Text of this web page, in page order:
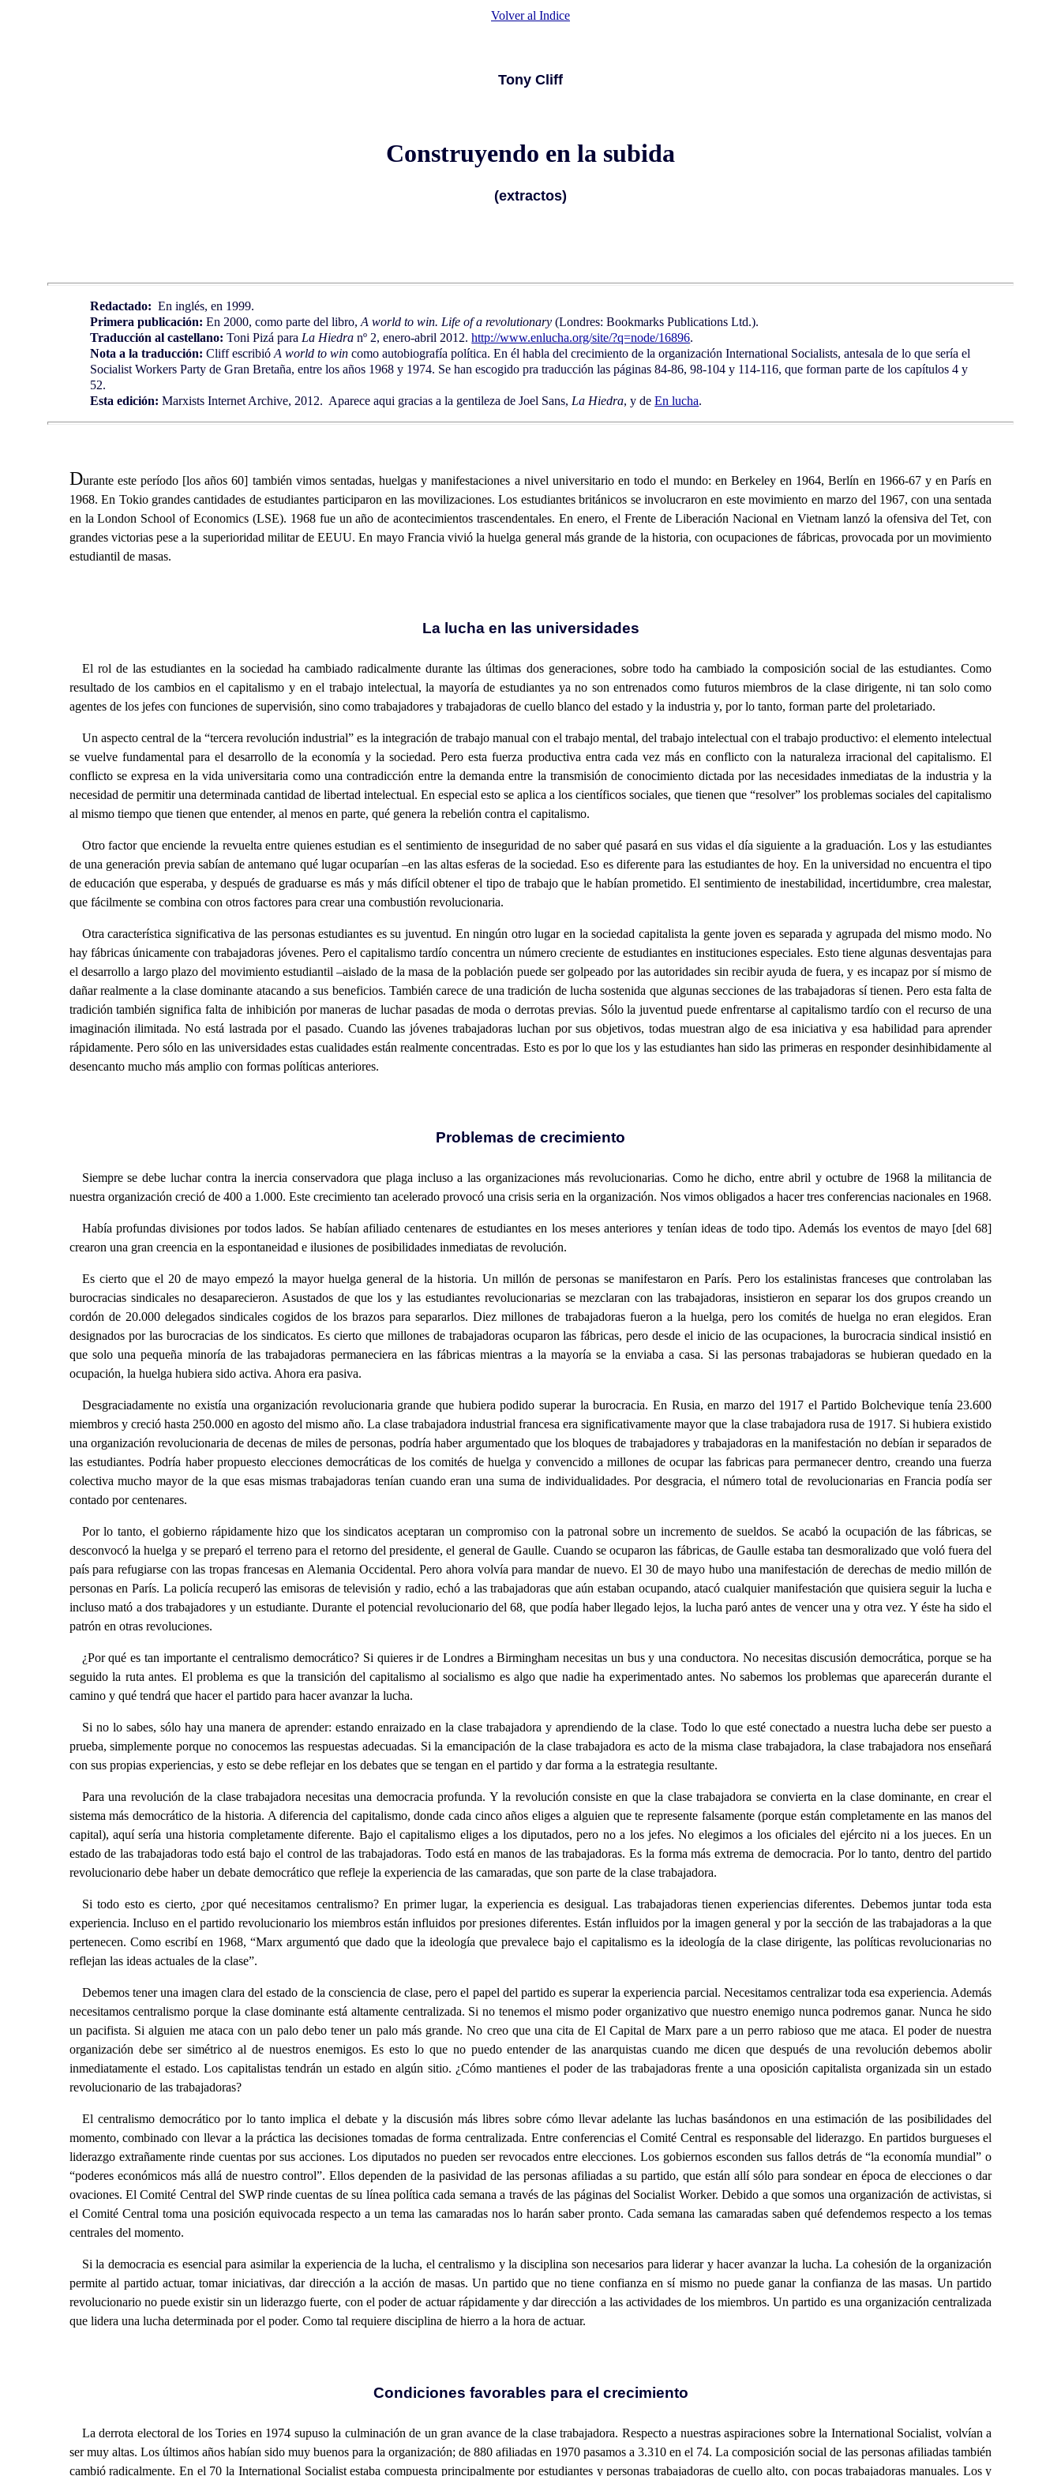
Volver al Indice
Tony Cliff
Construyendo en la subida
(extractos)
Redactado: En inglés, en 1999.
Primera publicación: En 2000, como parte del libro,A world to win. Life of a revolutionary (Londres: Bookmarks Publications Ltd.).
Traducción al castellano: Toni Pizá para La Hiedra nº 2, enero-abril 2012.http://www.enlucha.org/site/?q=node/16896.
Nota a la traducción: Cliff escribióA world to win como autobiografía política. En él habla del crecimiento de la organización International Socialists, antesala de lo que sería el
Socialist Workers Party de Gran Bretaña, entre los años 1968 y 1974. Se han escogido pra traducción las páginas 84-86, 98-104 y 114-116, que forman parte de los capítulos 4 y
52.
Esta edición: Marxists Internet Archive, 2012. Aparece aqui gracias a la gentileza de Joel Sans, La Hiedra, y deEn lucha.
Durante este período [los años 60] también vimos sentadas, huelgas y manifestaciones a nivel universitario en todo el mundo: en Berkeley en 1964, Berlín en 1966-67 y en París en
1968. En Tokio grandes cantidades de estudiantes participaron en las movilizaciones. Los estudiantes británicos se involucraron en este movimiento en marzo del 1967, con una sentada
en la London School of Economics (LSE). 1968 fue un año de acontecimientos trascendentales. En enero, el Frente de Liberación Nacional en Vietnam lanzó la ofensiva del Tet, con
grandes victorias pese a la superioridad militar de EEUU. En mayo Francia vivió la huelga general más grande de la historia, con ocupaciones de fábricas, provocada por un movimiento
estudiantil de masas.
La lucha en las universidades
El rol de las estudiantes en la sociedad ha cambiado radicalmente durante las últimas dos generaciones, sobre todo ha cambiado la composición social de las estudiantes. Como
resultado de los cambios en el capitalismo y en el trabajo intelectual, la mayoría de estudiantes ya no son entrenados como futuros miembros de la clase dirigente, ni tan solo como
agentes de los jefes con funciones de supervisión, sino como trabajadores y trabajadoras de cuello blanco del estado y la industria y, por lo tanto, forman parte del proletariado.
Un aspecto central de la “tercera revolución industrial” es la integración de trabajo manual con el trabajo mental, del trabajo intelectual con el trabajo productivo: el elemento intelectual
se vuelve fundamental para el desarrollo de la economía y la sociedad. Pero esta fuerza productiva entra cada vez más en conflicto con la naturaleza irracional del capitalismo. El
conflicto se expresa en la vida universitaria como una contradicción entre la demanda entre la transmisión de conocimiento dictada por las necesidades inmediatas de la industria y la
necesidad de permitir una determinada cantidad de libertad intelectual. En especial esto se aplica a los científicos sociales, que tienen que “resolver” los problemas sociales del capitalismo
al mismo tiempo que tienen que entender, al menos en parte, qué genera la rebelión contra el capitalismo.
Otro factor que enciende la revuelta entre quienes estudian es el sentimiento de inseguridad de no saber qué pasará en sus vidas el día siguiente a la graduación. Los y las estudiantes
de una generación previa sabían de antemano qué lugar ocuparían –en las altas esferas de la sociedad. Eso es diferente para las estudiantes de hoy. En la universidad no encuentra el tipo
de educación que esperaba, y después de graduarse es más y más difícil obtener el tipo de trabajo que le habían prometido. El sentimiento de inestabilidad, incertidumbre, crea malestar,
que fácilmente se combina con otros factores para crear una combustión revolucionaria.
Otra característica significativa de las personas estudiantes es su juventud. En ningún otro lugar en la sociedad capitalista la gente joven es separada y agrupada del mismo modo. No
hay fábricas únicamente con trabajadoras jóvenes. Pero el capitalismo tardío concentra un número creciente de estudiantes en instituciones especiales. Esto tiene algunas desventajas para
el desarrollo a largo plazo del movimiento estudiantil –aislado de la masa de la población puede ser golpeado por las autoridades sin recibir ayuda de fuera, y es incapaz por sí mismo de
dañar realmente a la clase dominante atacando a sus beneficios. También carece de una tradición de lucha sostenida que algunas secciones de las trabajadoras sí tienen. Pero esta falta de
tradición también significa falta de inhibición por maneras de luchar pasadas de moda o derrotas previas. Sólo la juventud puede enfrentarse al capitalismo tardío con el recurso de una
imaginación ilimitada. No está lastrada por el pasado. Cuando las jóvenes trabajadoras luchan por sus objetivos, todas muestran algo de esa iniciativa y esa habilidad para aprender
rápidamente. Pero sólo en las universidades estas cualidades están realmente concentradas. Esto es por lo que los y las estudiantes han sido las primeras en responder desinhibidamente al
desencanto mucho más amplio con formas políticas anteriores.
Problemas de crecimiento
Siempre se debe luchar contra la inercia conservadora que plaga incluso a las organizaciones más revolucionarias. Como he dicho, entre abril y octubre de 1968 la militancia de
nuestra organización creció de 400 a 1.000. Este crecimiento tan acelerado provocó una crisis seria en la organización. Nos vimos obligados a hacer tres conferencias nacionales en 1968.
Había profundas divisiones por todos lados. Se habían afiliado centenares de estudiantes en los meses anteriores y tenían ideas de todo tipo. Además los eventos de mayo [del 68]
crearon una gran creencia en la espontaneidad e ilusiones de posibilidades inmediatas de revolución.
Es cierto que el 20 de mayo empezó la mayor huelga general de la historia. Un millón de personas se manifestaron en París. Pero los estalinistas franceses que controlaban las
burocracias sindicales no desaparecieron. Asustados de que los y las estudiantes revolucionarias se mezclaran con las trabajadoras, insistieron en separar los dos grupos creando un
cordón de 20.000 delegados sindicales cogidos de los brazos para separarlos. Diez millones de trabajadoras fueron a la huelga, pero los comités de huelga no eran elegidos. Eran
designados por las burocracias de los sindicatos. Es cierto que millones de trabajadoras ocuparon las fábricas, pero desde el inicio de las ocupaciones, la burocracia sindical insistió en
que solo una pequeña minoría de las trabajadoras permaneciera en las fábricas mientras a la mayoría se la enviaba a casa. Si las personas trabajadoras se hubieran quedado en la
ocupación, la huelga hubiera sido activa. Ahora era pasiva.
Desgraciadamente no existía una organización revolucionaria grande que hubiera podido superar la burocracia. En Rusia, en marzo del 1917 el Partido Bolchevique tenía 23.600
miembros y creció hasta 250.000 en agosto del mismo año. La clase trabajadora industrial francesa era significativamente mayor que la clase trabajadora rusa de 1917. Si hubiera existido
una organización revolucionaria de decenas de miles de personas, podría haber argumentado que los bloques de trabajadores y trabajadoras en la manifestación no debían ir separados de
las estudiantes. Podría haber propuesto elecciones democráticas de los comités de huelga y convencido a millones de ocupar las fabricas para permanecer dentro, creando una fuerza
colectiva mucho mayor de la que esas mismas trabajadoras tenían cuando eran una suma de individualidades. Por desgracia, el número total de revolucionarias en Francia podía ser
contado por centenares.
Por lo tanto, el gobierno rápidamente hizo que los sindicatos aceptaran un compromiso con la patronal sobre un incremento de sueldos. Se acabó la ocupación de las fábricas, se
desconvocó la huelga y se preparó el terreno para el retorno del presidente, el general de Gaulle. Cuando se ocuparon las fábricas, de Gaulle estaba tan desmoralizado que voló fuera del
país para refugiarse con las tropas francesas en Alemania Occidental. Pero ahora volvía para mandar de nuevo. El 30 de mayo hubo una manifestación de derechas de medio millón de
personas en París. La policía recuperó las emisoras de televisión y radio, echó a las trabajadoras que aún estaban ocupando, atacó cualquier manifestación que quisiera seguir la lucha e
incluso mató a dos trabajadores y un estudiante. Durante el potencial revolucionario del 68, que podía haber llegado lejos, la lucha paró antes de vencer una y otra vez. Y éste ha sido el
patrón en otras revoluciones.
¿Por qué es tan importante el centralismo democrático? Si quieres ir de Londres a Birmingham necesitas un bus y una conductora. No necesitas discusión democrática, porque se ha
seguido la ruta antes. El problema es que la transición del capitalismo al socialismo es algo que nadie ha experimentado antes. No sabemos los problemas que aparecerán durante el
camino y qué tendrá que hacer el partido para hacer avanzar la lucha.
Si no lo sabes, sólo hay una manera de aprender: estando enraizado en la clase trabajadora y aprendiendo de la clase. Todo lo que esté conectado a nuestra lucha debe ser puesto a
prueba, simplemente porque no conocemos las respuestas adecuadas. Si la emancipación de la clase trabajadora es acto de la misma clase trabajadora, la clase trabajadora nos enseñará
con sus propias experiencias, y esto se debe reflejar en los debates que se tengan en el partido y dar forma a la estrategia resultante.
Para una revolución de la clase trabajadora necesitas una democracia profunda. Y la revolución consiste en que la clase trabajadora se convierta en la clase dominante, en crear el
sistema más democrático de la historia. A diferencia del capitalismo, donde cada cinco años eliges a alguien que te represente falsamente (porque están completamente en las manos del
capital), aquí sería una historia completamente diferente. Bajo el capitalismo eliges a los diputados, pero no a los jefes. No elegimos a los oficiales del ejército ni a los jueces. En un
estado de las trabajadoras todo está bajo el control de las trabajadoras. Todo está en manos de las trabajadoras. Es la forma más extrema de democracia. Por lo tanto, dentro del partido
revolucionario debe haber un debate democrático que refleje la experiencia de las camaradas, que son parte de la clase trabajadora.
Si todo esto es cierto, ¿por qué necesitamos centralismo? En primer lugar, la experiencia es desigual. Las trabajadoras tienen experiencias diferentes. Debemos juntar toda esta
experiencia. Incluso en el partido revolucionario los miembros están influidos por presiones diferentes. Están influidos por la imagen general y por la sección de las trabajadoras a la que
pertenecen. Como escribí en 1968, “Marx argumentó que dado que la ideología que prevalece bajo el capitalismo es la ideología de la clase dirigente, las políticas revolucionarias no
reflejan las ideas actuales de la clase”.
Debemos tener una imagen clara del estado de la consciencia de clase, pero el papel del partido es superar la experiencia parcial. Necesitamos centralizar toda esa experiencia. Además
necesitamos centralismo porque la clase dominante está altamente centralizada. Si no tenemos el mismo poder organizativo que nuestro enemigo nunca podremos ganar. Nunca he sido
un pacifista. Si alguien me ataca con un palo debo tener un palo más grande. No creo que una cita de El Capital de Marx pare a un perro rabioso que me ataca. El poder de nuestra
organización debe ser simétrico al de nuestros enemigos. Es esto lo que no puedo entender de las anarquistas cuando me dicen que después de una revolución debemos abolir
inmediatamente el estado. Los capitalistas tendrán un estado en algún sitio. ¿Cómo mantienes el poder de las trabajadoras frente a una oposición capitalista organizada sin un estado
revolucionario de las trabajadoras?
El centralismo democrático por lo tanto implica el debate y la discusión más libres sobre cómo llevar adelante las luchas basándonos en una estimación de las posibilidades del
momento, combinado con llevar a la práctica las decisiones tomadas de forma centralizada. Entre conferencias el Comité Central es responsable del liderazgo. En partidos burgueses el
liderazgo extrañamente rinde cuentas por sus acciones. Los diputados no pueden ser revocados entre elecciones. Los gobiernos esconden sus fallos detrás de “la economía mundial” o
“poderes económicos más allá de nuestro control”. Ellos dependen de la pasividad de las personas afiliadas a su partido, que están allí sólo para sondear en época de elecciones o dar
ovaciones. El Comité Central del SWP rinde cuentas de su línea política cada semana a través de las páginas del Socialist Worker. Debido a que somos una organización de activistas, si
el Comité Central toma una posición equivocada respecto a un tema las camaradas nos lo harán saber pronto. Cada semana las camaradas saben qué defendemos respecto a los temas
centrales del momento.
Si la democracia es esencial para asimilar la experiencia de la lucha, el centralismo y la disciplina son necesarios para liderar y hacer avanzar la lucha. La cohesión de la organización
permite al partido actuar, tomar iniciativas, dar dirección a la acción de masas. Un partido que no tiene confianza en sí mismo no puede ganar la confianza de las masas. Un partido
revolucionario no puede existir sin un liderazgo fuerte, con el poder de actuar rápidamente y dar dirección a las actividades de los miembros. Un partido es una organización centralizada
que lidera una lucha determinada por el poder. Como tal requiere disciplina de hierro a la hora de actuar.
Condiciones favorables para el crecimiento
La derrota electoral de los Tories en 1974 supuso la culminación de un gran avance de la clase trabajadora. Respecto a nuestras aspiraciones sobre la International Socialist, volvían a
ser muy altas. Los últimos años habían sido muy buenos para la organización; de 880 afiliadas en 1970 pasamos a 3.310 en el 74. La composición social de las personas afiliadas también
cambió radicalmente. En el 70 la International Socialist estaba compuesta principalmente por estudiantes y personas trabajadoras de cuello alto, con pocas trabajadoras manuales. Los y